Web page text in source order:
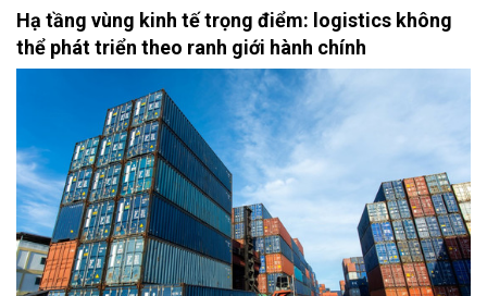
Hạ tầng vùng kinh tế trọng điểm: logistics không
thể phát triển theo ranh giới hành chính